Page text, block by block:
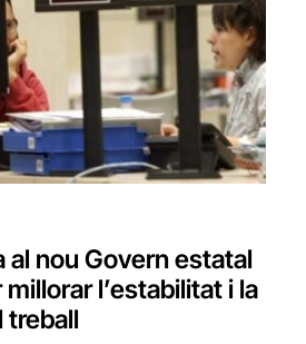
al nou Govern estatal
l’estabilitat i la
treball